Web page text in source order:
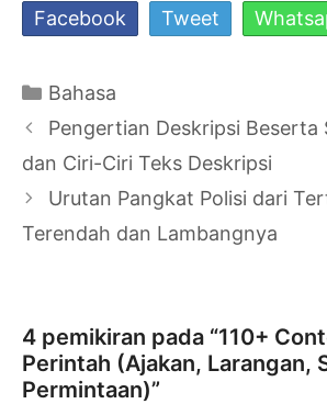
Facebook Tweet
Kategori
Bahasa
Navigasi
Tulisan
Pengertian Deskripsi Beserta
dan Ciri-Ciri Teks Deskripsi
Urutan Pangkat Polisi dari
Terendah dan Lambangnya
4 pemikiran pada “110+
Perintah (Ajakan, Larangan,
Permintaan)”